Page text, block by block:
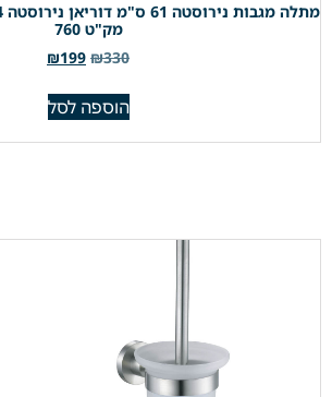
מק"ט 760
₪330
₪199
הוספה לסל